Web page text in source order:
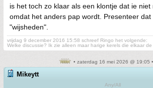
is het toch zo klaar als een klontje dat ie
omdat het anders pap wordt. Presenteer dat
"wijsheden".
vrijdag 9 december 2016 15:58 schreef Ringo het volgende:
Welke discussie? Ik zie alleen maar harige kerels die elkaar de
• zaterdag 16 mei 2026 @ 19:05
Mikeytt
Any/All